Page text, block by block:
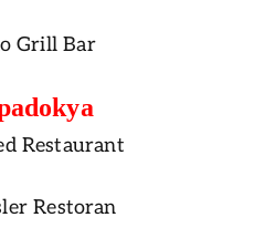
Grill Bar
Restaurant
Restoran